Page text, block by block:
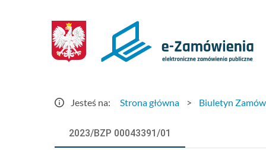
Szczegóły
ogłoszenia
Zamówienia.gov.pl
Jesteś na: Strona główna > Biuletyn
2023/BZP 00043391/01